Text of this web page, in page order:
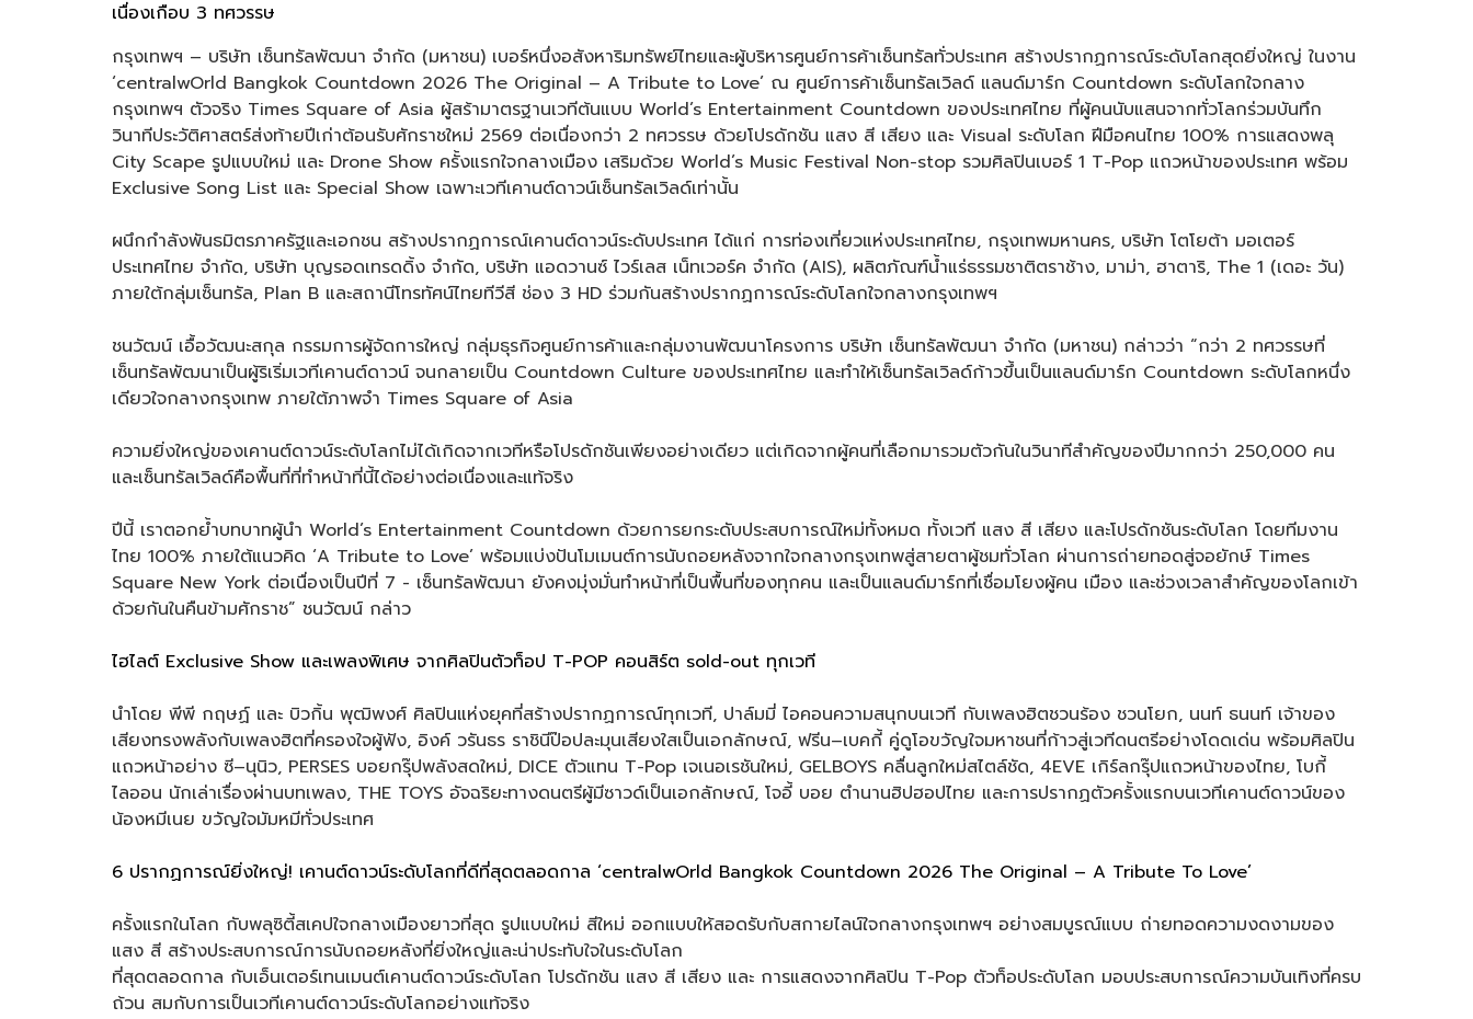
เนื่องเกือบ 3 ทศวรรษ
กรุงเทพฯ – บริษัท เซ็นทรัลพัฒนา จำกัด (มหาชน) เบอร์หนึ่งอสังหาริมทรัพย์ไทยและผู้บริหารศูนย์การค้าเซ็นทรัลทั่วประเทศ สร้างปรากฏการณ์ระดับโลกสุดยิ่งใหญ่ ในงาน
‘centralwOrld Bangkok Countdown 2026 The Original – A Tribute to Love’ ณ ศูนย์การค้าเซ็นทรัลเวิลด์ แลนด์มาร์ก Countdown ระดับโลกใจกลาง
กรุงเทพฯ ตัวจริง Times Square of Asia ผู้สร้ามาตรฐานเวทีต้นแบบ World’s Entertainment Countdown ของประเทศไทย ที่ผู้คนนับแสนจากทั่วโลกร่วมบันทึก
วินาทีประวัติศาสตร์ส่งท้ายปีเก่าต้อนรับศักราชใหม่ 2569 ต่อเนื่องกว่า 2 ทศวรรษ ด้วยโปรดักชัน แสง สี เสียง และ Visual ระดับโลก ฝีมือคนไทย 100% การแสดงพลุ
City Scape รูปแบบใหม่ และ Drone Show ครั้งแรกใจกลางเมือง เสริมด้วย World’s Music Festival Non-stop รวมศิลปินเบอร์ 1 T-Pop แถวหน้าของประเทศ พร้อม
Exclusive Song List และ Special Show เฉพาะเวทีเคานต์ดาวน์เซ็นทรัลเวิลด์เท่านั้น
ผนึกกำลังพันธมิตรภาครัฐและเอกชน สร้างปรากฏการณ์เคานต์ดาวน์ระดับประเทศ ได้แก่ การท่องเที่ยวแห่งประเทศไทย, กรุงเทพมหานคร, บริษัท โตโยต้า มอเตอร์
ประเทศไทย จำกัด, บริษัท บุญรอดเทรดดิ้ง จำกัด, บริษัท แอดวานซ์ ไวร์เลส เน็ทเวอร์ค จำกัด (AIS), ผลิตภัณฑ์น้ำแร่ธรรมชาติตราช้าง, มาม่า, ฮาตาริ, The 1 (เดอะ วัน)
ภายใต้กลุ่มเซ็นทรัล, Plan B และสถานีโทรทัศน์ไทยทีวีสี ช่อง 3 HD ร่วมกันสร้างปรากฏการณ์ระดับโลกใจกลางกรุงเทพฯ
ชนวัฒน์ เอื้อวัฒนะสกุล กรรมการผู้จัดการใหญ่ กลุ่มธุรกิจศูนย์การค้าและกลุ่มงานพัฒนาโครงการ บริษัท เซ็นทรัลพัฒนา จำกัด (มหาชน) กล่าวว่า “กว่า 2 ทศวรรษที่
เซ็นทรัลพัฒนาเป็นผู้ริเริ่มเวทีเคานต์ดาวน์ จนกลายเป็น Countdown Culture ของประเทศไทย และทำให้เซ็นทรัลเวิลด์ก้าวขึ้นเป็นแลนด์มาร์ก Countdown ระดับโลกหนึ่ง
เดียวใจกลางกรุงเทพ ภายใต้ภาพจำ Times Square of Asia
ความยิ่งใหญ่ของเคานต์ดาวน์ระดับโลกไม่ได้เกิดจากเวทีหรือโปรดักชันเพียงอย่างเดียว แต่เกิดจากผู้คนที่เลือกมารวมตัวกันในวินาทีสำคัญของปีมากกว่า 250,000 คน
และเซ็นทรัลเวิลด์คือพื้นที่ที่ทำหน้าที่นี้ได้อย่างต่อเนื่องและแท้จริง
ปีนี้ เราตอกย้ำบทบาทผู้นำ World’s Entertainment Countdown ด้วยการยกระดับประสบการณ์ใหม่ทั้งหมด ทั้งเวที แสง สี เสียง และโปรดักชันระดับโลก โดยทีมงาน
ไทย 100% ภายใต้แนวคิด ‘A Tribute to Love’ พร้อมแบ่งปันโมเมนต์การนับถอยหลังจากใจกลางกรุงเทพสู่สายตาผู้ชมทั่วโลก ผ่านการถ่ายทอดสู่จอยักษ์ Times
Square New York ต่อเนื่องเป็นปีที่ 7 - เซ็นทรัลพัฒนา ยังคงมุ่งมั่นทำหน้าที่เป็นพื้นที่ของทุกคน และเป็นแลนด์มาร์กที่เชื่อมโยงผู้คน เมือง และช่วงเวลาสำคัญของโลกเข้า
ด้วยกันในคืนข้ามศักราช” ชนวัฒน์ กล่าว
ไฮไลต์ Exclusive Show และเพลงพิเศษ จากศิลปินตัวท็อป T-POP คอนสิร์ต sold-out ทุกเวที
นำโดย พีพี กฤษฏ์ และ บิวกิ้น พุฒิพงศ์ ศิลปินแห่งยุคที่สร้างปรากฏการณ์ทุกเวที, ปาล์มมี่ ไอคอนความสนุกบนเวที กับเพลงฮิตชวนร้อง ชวนโยก, นนท์ ธนนท์ เจ้าของ
เสียงทรงพลังกับเพลงฮิตที่ครองใจผู้ฟัง, อิงค์ วรันธร ราชินีป๊อปละมุนเสียงใสเป็นเอกลักษณ์, ฟรีน–เบคกี้ คู่ดูโอขวัญใจมหาชนที่ก้าวสู่เวทีดนตรีอย่างโดดเด่น พร้อมศิลปิน
แถวหน้าอย่าง ซี–นุนิว, PERSES บอยกรุ๊ปพลังสดใหม่, DICE ตัวแทน T-Pop เจเนอเรชันใหม่, GELBOYS คลื่นลูกใหม่สไตล์ชัด, 4EVE เกิร์ลกรุ๊ปแถวหน้าของไทย, โบกี้
ไลออน นักเล่าเรื่องผ่านบทเพลง, THE TOYS อัจฉริยะทางดนตรีผู้มีซาวด์เป็นเอกลักษณ์, โจอี้ บอย ตำนานฮิปฮอปไทย และการปรากฏตัวครั้งแรกบนเวทีเคานต์ดาวน์ของ
น้องหมีเนย ขวัญใจมัมหมีทั่วประเทศ
6 ปรากฏการณ์ยิ่งใหญ่! เคานต์ดาวน์ระดับโลกที่ดีที่สุดตลอดกาล ‘centralwOrld Bangkok Countdown 2026 The Original – A Tribute To Love’
ครั้งแรกในโลก กับพลุซิตี้สเคปใจกลางเมืองยาวที่สุด รูปแบบใหม่ สีใหม่ ออกแบบให้สอดรับกับสกายไลน์ใจกลางกรุงเทพฯ อย่างสมบูรณ์แบบ ถ่ายทอดความงดงามของ
แสง สี สร้างประสบการณ์การนับถอยหลังที่ยิ่งใหญ่และน่าประทับใจในระดับโลก
ที่สุดตลอดกาล กับเอ็นเตอร์เทนเมนต์เคานต์ดาวน์ระดับโลก โปรดักชัน แสง สี เสียง และ การแสดงจากศิลปิน T-Pop ตัวท็อประดับโลก มอบประสบการณ์ความบันเทิงที่ครบ
ถ้วน สมกับการเป็นเวทีเคานต์ดาวน์ระดับโลกอย่างแท้จริง